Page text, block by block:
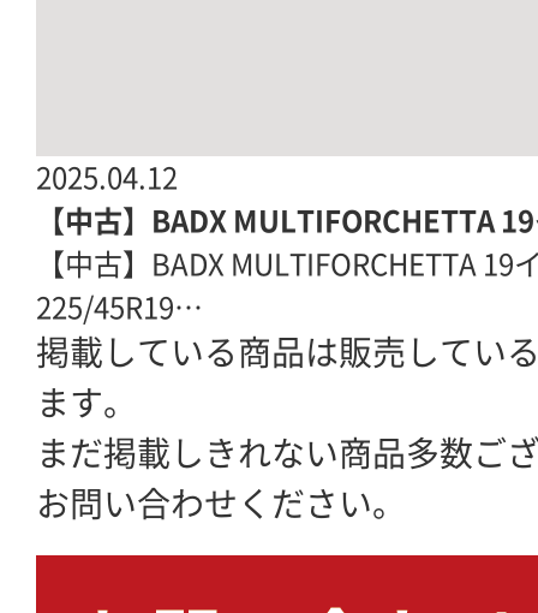
2025.04.12
【中古】BADX MULTIFORCHETTA
【中古】BADX MULTIFORCHETTA
225/45R19…
掲載している商品は販売してい
ます。
まだ掲載しきれない商品多数ご
お問い合わせください。